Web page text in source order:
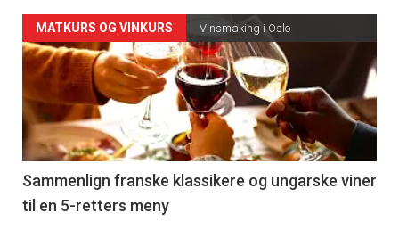
Forsiden
akkurat
nå
-
5
MATKURS OG VINKURS Vinsmaking i Oslo
Sammenlign franske klassikere og ungarske viner
til en 5-retters meny